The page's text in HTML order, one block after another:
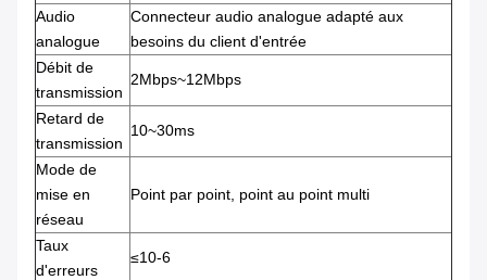
Audio
analogue
Connecteur audio analogue adapté aux
besoins du client d'entrée
Débit de
transmission
2Mbps~12Mbps
Retard de
transmission
10~30ms
Mode de
mise en
réseau
Point par point, point au point multi
Taux
d'erreurs
≤10-6